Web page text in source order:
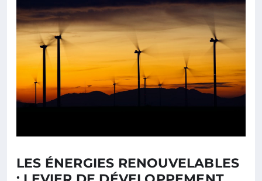
LES ÉNERGIES RENOUVELABLES